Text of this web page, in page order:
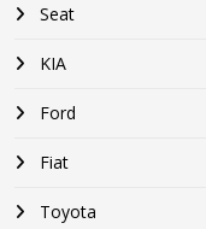
Seat
KIA
Ford
Fiat
Toyota